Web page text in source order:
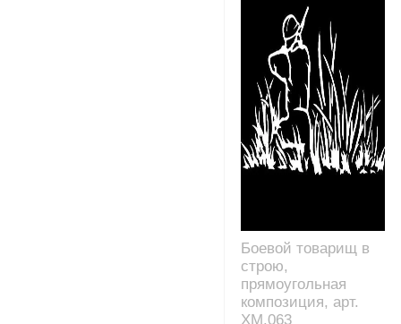
Боевой товарищ в
строю,
прямоугольная
композиция, арт.
XM.063